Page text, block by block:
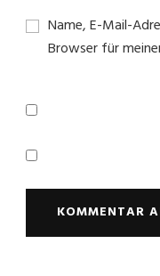
Name, E-Mail-
Browser für